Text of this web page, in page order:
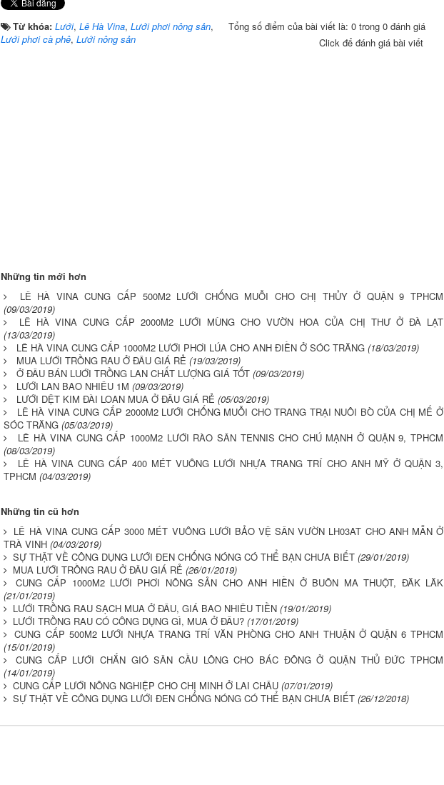
Từ khóa:Lưới,Lê Hà Vina,Lưới phơi nông sản,
Lưới phơi cà phê,Lưới nông sản
Tổng số điểm của bài viết là: 0 trong 0 đánh giá
Click để đánh giá bài viết
Những tin mới hơn
LÊ HÀ VINA CUNG CẤP 500M2 LƯỚI CHỐNG MUỖI CHO CHỊ THỦY Ở QUẬN 9 TPHCM
(09/03/2019)
LÊ HÀ VINA CUNG CẤP 2000M2 LƯỚI MÙNG CHO VƯỜN HOA CỦA CHỊ THƯ Ở ĐÀ LẠT
(13/03/2019)
LÊ HÀ VINA CUNG CẤP 1000M2 LƯỚI PHƠI LÚA CHO ANH ĐIỀN Ở SÓC TRĂNG (18/03/2019)
MUA LƯỚI TRỒNG RAU Ở ĐÂU GIÁ RẺ (19/03/2019)
Ở ĐÂU BÁN LUỚI TRỒNG LAN CHẤT LƯỢNG GIÁ TỐT (09/03/2019)
LƯỚI LAN BAO NHIÊU 1M (09/03/2019)
LƯỚI DỆT KIM ĐÀI LOAN MUA Ở ĐÂU GIÁ RẺ (05/03/2019)
LÊ HÀ VINA CUNG CẤP 2000M2 LƯỚI CHỐNG MUỖI CHO TRANG TRẠI NUÔI BÒ CỦA CHỊ MẾ Ở
SÓC TRĂNG (05/03/2019)
LÊ HÀ VINA CUNG CẤP 1000M2 LƯỚI RÀO SÂN TENNIS CHO CHÚ MẠNH Ở QUẬN 9, TPHCM
(08/03/2019)
LÊ HÀ VINA CUNG CẤP 400 MÉT VUÔNG LƯỚI NHỰA TRANG TRÍ CHO ANH MỸ Ở QUẬN 3,
TPHCM (04/03/2019)
Những tin cũ hơn
LÊ HÀ VINA CUNG CẤP 3000 MÉT VUÔNG LƯỚI BẢO VỆ SÂN VƯỜN LH03AT CHO ANH MẪN Ở
TRÀ VINH (04/03/2019)
SỰ THẬT VỀ CÔNG DỤNG LƯỚI ĐEN CHỐNG NÓNG CÓ THỂ BẠN CHƯA BIẾT (29/01/2019)
MUA LƯỚI TRỒNG RAU Ở ĐÂU GIÁ RẺ (26/01/2019)
CUNG CẤP 1000M2 LƯỚI PHƠI NÔNG SẢN CHO ANH HIỀN Ở BUÔN MA THUỘT, ĐĂK LĂK
(21/01/2019)
LƯỚI TRỒNG RAU SẠCH MUA Ở ĐÂU, GIÁ BAO NHIÊU TIỀN (19/01/2019)
LƯỚI TRỒNG RAU CÓ CÔNG DỤNG GÌ, MUA Ở ĐÂU? (17/01/2019)
CUNG CẤP 500M2 LƯỚI NHỰA TRANG TRÍ VĂN PHÒNG CHO ANH THUẬN Ở QUẬN 6 TPHCM
(15/01/2019)
CUNG CẤP LƯỚI CHẮN GIÓ SÂN CẦU LÔNG CHO BÁC ĐÔNG Ở QUẬN THỦ ĐỨC TPHCM
(14/01/2019)
CUNG CẤP LƯỚI NÔNG NGHIỆP CHO CHỊ MINH Ở LAI CHÂU (07/01/2019)
SỰ THẬT VỀ CÔNG DỤNG LƯỚI ĐEN CHỐNG NÓNG CÓ THỂ BẠN CHƯA BIẾT (26/12/2018)